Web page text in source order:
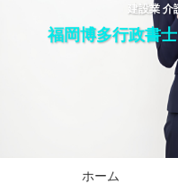
建設業 介
福岡博多行政書
ホーム